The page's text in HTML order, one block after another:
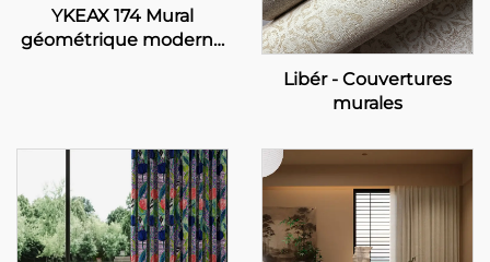
YKEAX 174 Mural
géométrique moderne
hôtels
Libér - Couvertures
murales